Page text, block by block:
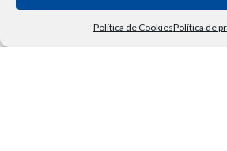
Política de CookiesPolítica de
CarritoMi cuentaVehículo